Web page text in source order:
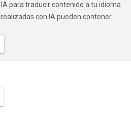
para traducir contenido a tu idioma
con IA pueden contener